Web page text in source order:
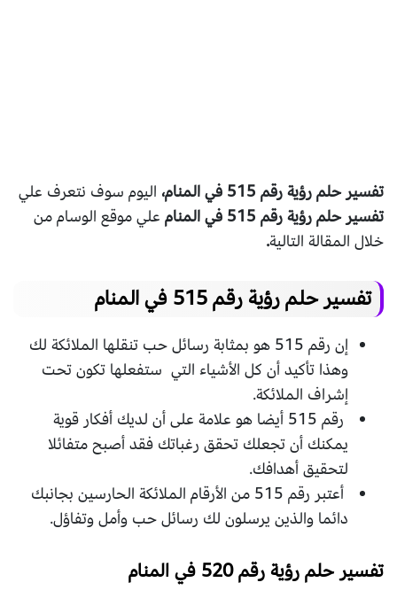
تفسير حلم رؤية رقم 515 في المنام،
اليوم سوف نتعرف علي
تفسير حلم رؤية رقم 515 في المنام
علي موقع الوسام من
خلال المقالة التالية.
تفسير حلم رؤية رقم 515 في المنام
إن رقم 515 هو بمثابة رسائل حب تنقلها الملائكة لك
وهذا تأكيد أن كل الأشياء التي ستفعلها تكون تحت
إشراف الملائكة.
رقم 515 أيضا هو علامة على أن لديك أفكار قوية
يمكنك أن تجعلك تحقق رغباتك فقد أصبح متفائلا
لتحقيق أهدافك.
أعتبر رقم 515 من الأرقام الملائكة الحارسين بجانبك
دائما والذين يرسلون لك رسائل حب وأمل وتفاؤل.
تفسير حلم رؤية رقم 520 في المنام